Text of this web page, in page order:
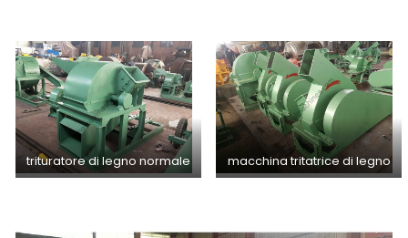
trituratore di legno normale macchina tritatrice di legno